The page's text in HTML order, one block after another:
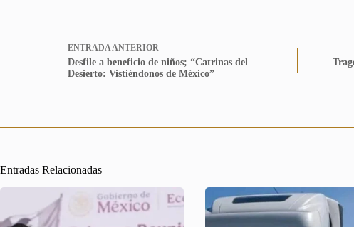
ENTRADAANTERIOR
Desfile a beneficio de niños; “Catrinas del
Desierto: Vistiéndonos de México”
Entradas Relacionadas